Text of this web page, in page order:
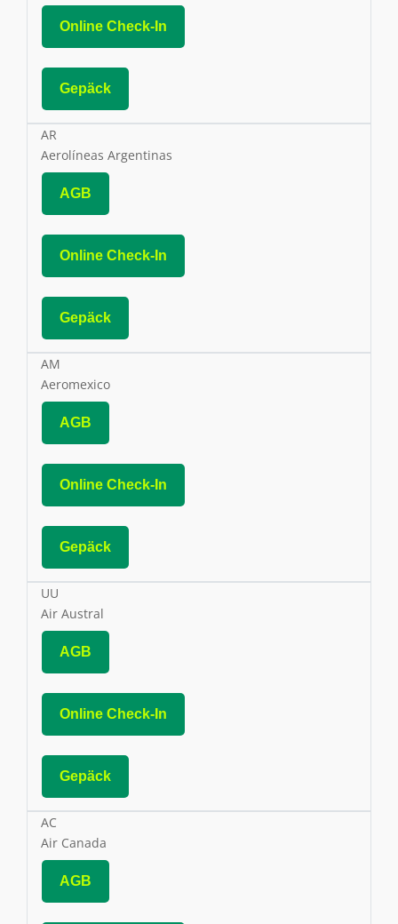
Online Check-In
Gepäck
AR
Aerolíneas Argentinas
AGB
Online Check-In
Gepäck
AM
Aeromexico
AGB
Online Check-In
Gepäck
UU
Air Austral
AGB
Online Check-In
Gepäck
AC
Air Canada
AGB